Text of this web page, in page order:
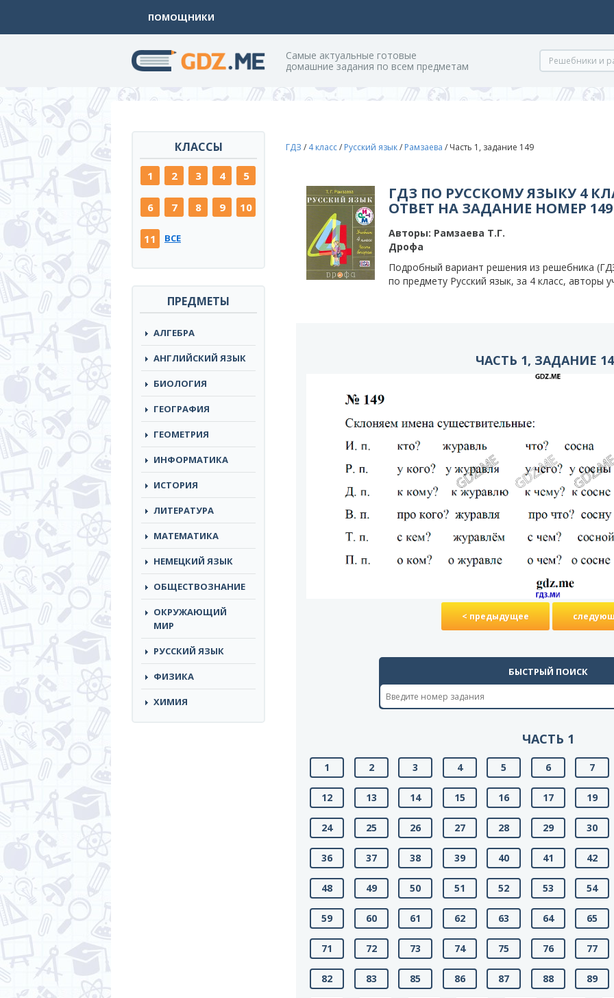
ПОМОЩНИКИ
Cамые актуальные готовые
домашние задания по всем предметам
КЛАССЫ
1 2 3 4 5
6 7 8 9 10
11 ВСЕ
ПРЕДМЕТЫ
АЛГЕБРА
АНГЛИЙСКИЙ ЯЗЫК
БИОЛОГИЯ
ГЕОГРАФИЯ
ГЕОМЕТРИЯ
ИНФОРМАТИКА
ИСТОРИЯ
ЛИТЕРАТУРА
МАТЕМАТИКА
НЕМЕЦКИЙ ЯЗЫК
ОБЩЕСТВОЗНАНИЕ
ОКРУЖАЮЩИЙ
МИР
РУССКИЙ ЯЗЫК
ФИЗИКА
ХИМИЯ
ГДЗ / 4 класс/ Русский язык/ Рамзаева / Часть 1, задание 149
ГДЗ ПО РУССКОМУ ЯЗЫКУ 4
ОТВЕТ НА ЗАДАНИЕ НОМЕР 149
Авторы: Рамзаева Т.Г.
Дрофа
Подробный вариант решения из решебника
по предмету Русский язык, за 4 класс, авторы
ЧАСТЬ 1, ЗАДАНИЕ
< предыдущее
БЫСТРЫЙ ПОИСК
ЧАСТЬ 1
1 2 3 4 5 6 7
12 13 14 15 16 17 19
24 25 26 27 28 29 30
36 37 38 39 40 41 42
48 49 50 51 52 53 54
59 60 61 62 63 64 65
71 72 73 74 75 76 77
82 83 85 86 87 88 89